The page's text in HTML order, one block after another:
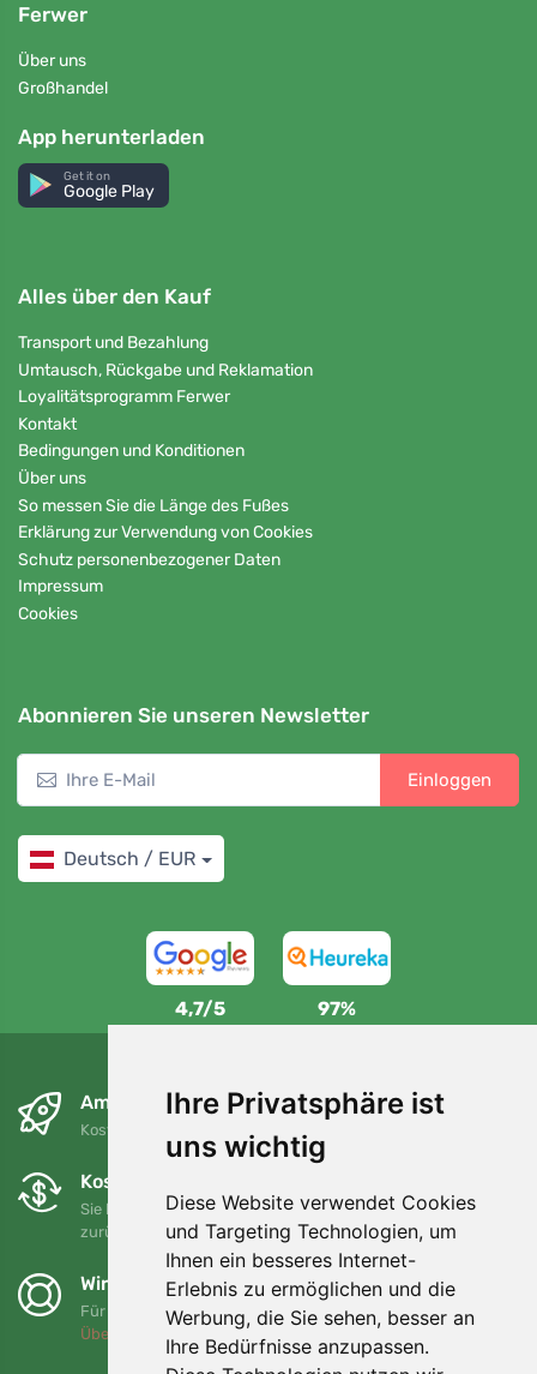
Ihre Privatsphäre ist
uns wichtig
Diese Website verwendet Cookies
und Targeting Technologien, um
Ihnen ein besseres Internet-
Erlebnis zu ermöglichen und die
Werbung, die Sie sehen, besser an
Ihre Bedürfnisse anzupassen.
Ferwer
Über uns
Großhandel
App herunterladen
Get it on
Google Play
Alles über den Kauf
Transport und Bezahlung
Umtausch, Rückgabe und Reklamation
Loyalitätsprogramm Ferwer
Kontakt
Bedingungen und Konditionen
Über uns
So messen Sie die Länge des Fußes
Erklärung zur Verwendung von Cookies
Schutz personenbezogener Daten
Impressum
Cookies
Abonnieren Sie unseren Newsletter
Einloggen
Deutsch / EUR
4,7/5 97%
Am nächsten Tag und kostenlos
Kostenloser Versand für Bestellungen über 80 EUR
Kostenloser Umtausch und Rückgabe
Sie können Ihre Bestellung jederzeit innerhalb von 90 Tagen
zurückgeben oder umtauschen.
Wir unterstützen Trees.org
Für jede Bestellung pflanzen wir einen Baum! Mehr lesen
Über uns